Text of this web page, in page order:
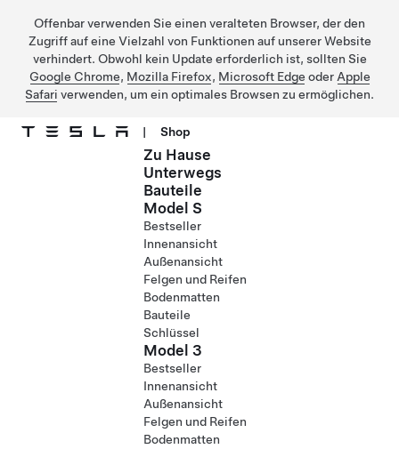
Offenbar verwenden Sie einen veralteten Browser, der den
Zugriff auf eine Vielzahl von Funktionen auf unserer Website
verhindert. Obwohl kein Update erforderlich ist, sollten Sie
Google Chrome, Mozilla Firefox, Microsoft Edge oder Apple
Safari verwenden, um ein optimales Browsen zu ermöglichen.
| Shop
Zu Hause
Unterwegs
Bauteile
Model S
Bestseller
Innenansicht
Außenansicht
Felgen und Reifen
Bodenmatten
Bauteile
Schlüssel
Model 3
Bestseller
Innenansicht
Außenansicht
Felgen und Reifen
Bodenmatten